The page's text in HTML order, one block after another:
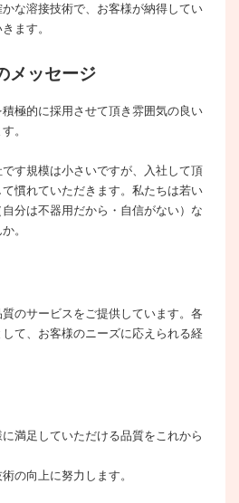
な溶接技術で、お客様が納得してい
ます。
メッセージ
極的に採用させて頂き雰囲気の良い
。
す規模は小さいですが、入社して頂
慣れていただきます。私たちは若い
分は不器用だから・自信がない）な
。
のサービスをご提供しています。各
て、お客様のニーズに応えられる経
満足していただける品質をこれから
の向上に努力します。